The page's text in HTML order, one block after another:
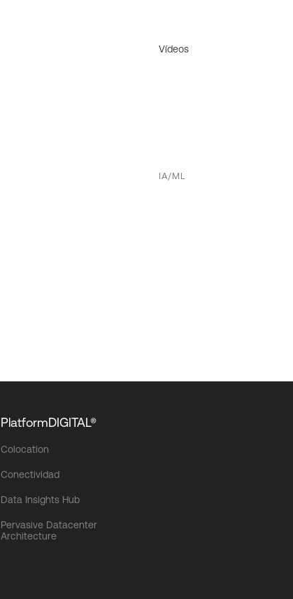
Vídeos
IA/ML
PlatformDIGITAL®
Colocation
Conectividad
Data Insights Hub
Pervasive Datacenter
Architecture